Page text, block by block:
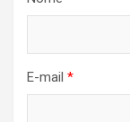
E-mail *